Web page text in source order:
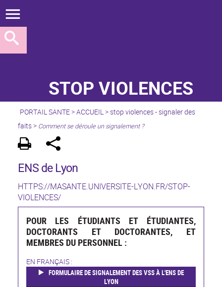
STOP VIOLENCES
PORTAIL SANTE>ACCUEIL>stop violences - signaler des
faits> Comment se déroule un signalement ?
ENS de Lyon
HTTPS://MASANTE.UNIVERSITE-LYON.FR/STOP-
VIOLENCES/
POUR LES ÉTUDIANTS ET ÉTUDIANTES,
DOCTORANTS ET DOCTORANTES, ET
MEMBRES DU PERSONNEL :
EN FRANÇAIS :
FORMULAIRE DE SIGNALEMENT DES VSS À L'ENS DE
LYON